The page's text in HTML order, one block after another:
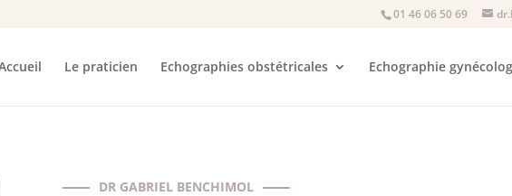
01 46 06 50 69
Le praticien Echographies obstétricales Echographie
DR GABRIEL BENCHIMOL